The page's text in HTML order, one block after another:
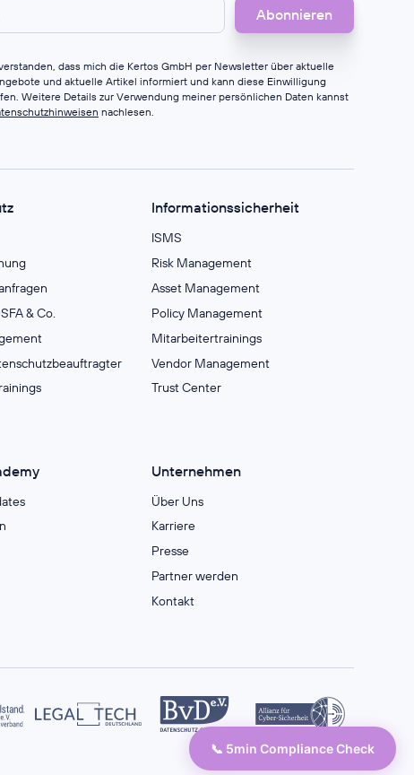
dass mich die Kertos GmbH per Newsletter über aktuelle
und aktuelle Artikel informiert und kann diese Einwilligung
Weitere Details zur Verwendung meiner persönlichen Daten kannst
nachlesen.
& Co.
Informationssicherheit
ISMS
Risk Management
Asset Management
Policy Management
Mitarbeitertrainings
Vendor Management
Trust Center
Unternehmen
Über Uns
Karriere
Presse
Partner werden
Kontakt
📞 5min Compliance Check